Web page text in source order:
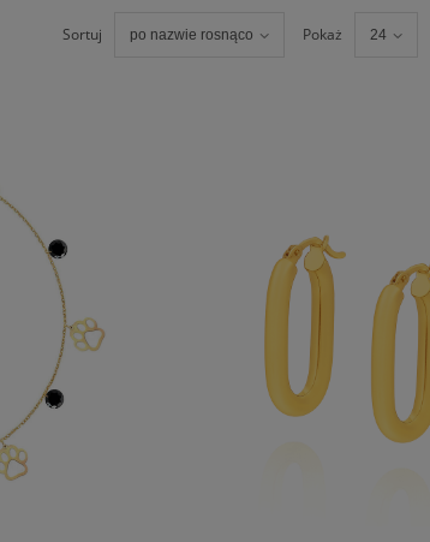
Sortuj po nazwie rosnąco Pokaż 24